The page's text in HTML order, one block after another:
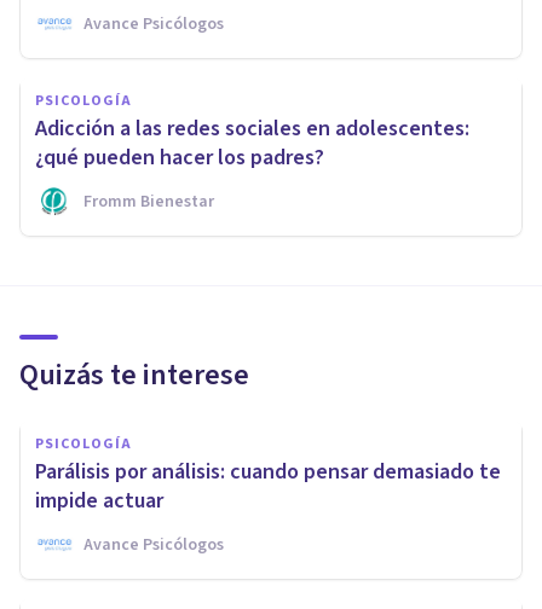
Avance Psicólogos
PSICOLOGÍA
Adicción a las redes sociales en adolescentes:
¿qué pueden hacer los padres?
Fromm Bienestar
Quizás te interese
PSICOLOGÍA
Parálisis por análisis: cuando pensar demasiado te
impide actuar
Avance Psicólogos